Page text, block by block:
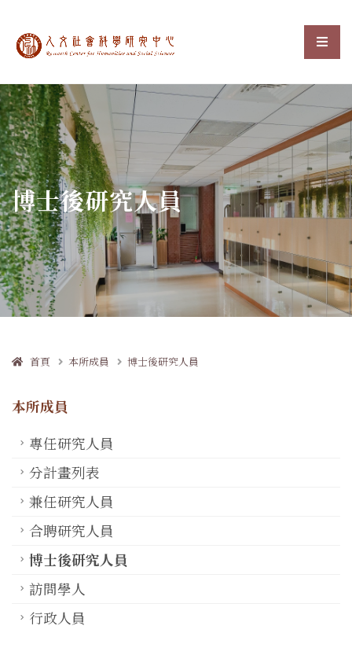
中央研究院人文社會科選
:::
博士後研究人員
首頁 本所成員 博士後研究人員
本所成員
專任研究人員
分計畫列表
兼任研究人員
合聘研究人員
博士後研究人員
訪問學人
行政人員